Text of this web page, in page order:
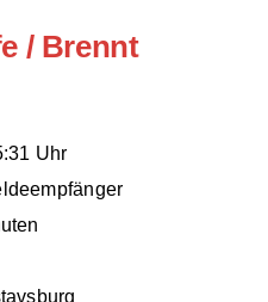
/ Brennt
Uhr